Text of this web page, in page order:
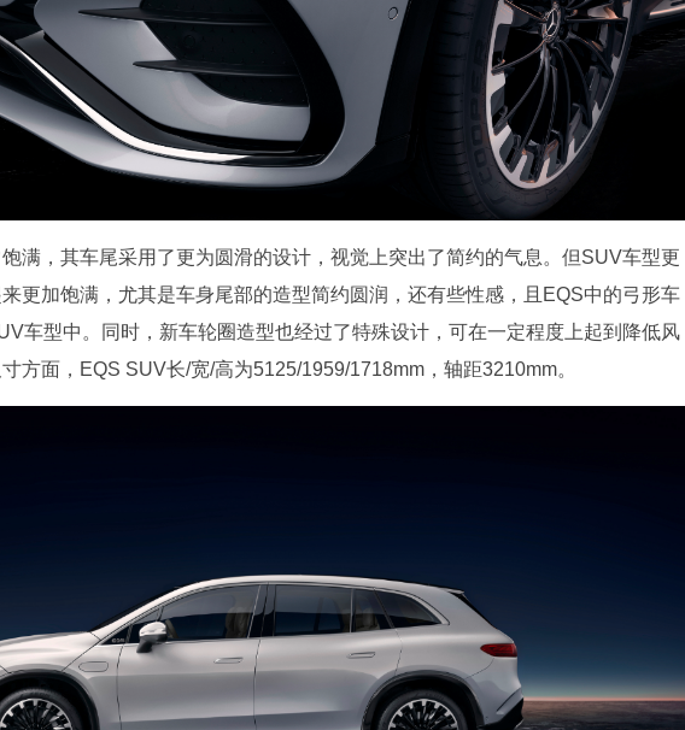
满，其车尾采用了更为圆滑的设计，视觉上突出了简约的气息。但SUV车型更
更加饱满，尤其是车身尾部的造型简约圆润，还有些性感，且EQS中的弓形车
车型中。同时，新车轮圈造型也经过了特殊设计，可在一定程度上起到降低风
方面，EQS SUV长/宽/高为5125/1959/1718mm，轴距3210mm。